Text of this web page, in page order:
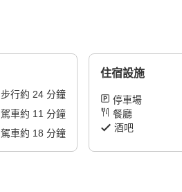
步行約 24分鐘
駕車約 11 分鐘
駕車約 18 分鐘
住宿設施
停車場
餐廳
酒吧